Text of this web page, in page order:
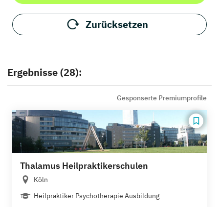
Zurücksetzen
Ergebnisse (28):
Gesponserte Premiumprofile
Thalamus Heilpraktikerschulen
Köln
Heilpraktiker Psychotherapie Ausbildung